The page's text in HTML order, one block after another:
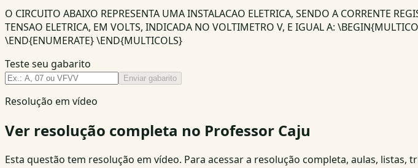
O CIRCUITO ABAIXO REPRESENTA UMA INSTALACAO ELETRICA, SENDO A CORRENTE
TENSAO ELETRICA, EM VOLTS, INDICADA NO VOLTIMETRO V, E IGUAL A:
\END{ENUMERATE} \END{MULTICOLS}
Teste seu gabarito
Enviar gabarito
Resolução em vídeo
Ver resolução completa no Professor Caju
Esta questão tem resolução em vídeo. Para acessar a resolução completa, aulas,